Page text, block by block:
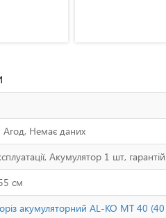
Немає даних
Акумулятор 1 шт,
см
акумуляторний AL-KO MT 40